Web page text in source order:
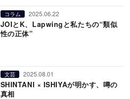
コラム 2025.06.22
JOIとK、Lapwingと私たちの“類似
性の正体”
文芸 2025.08.01
SHINTANI × ISHIYAが明かす、噂の
真相